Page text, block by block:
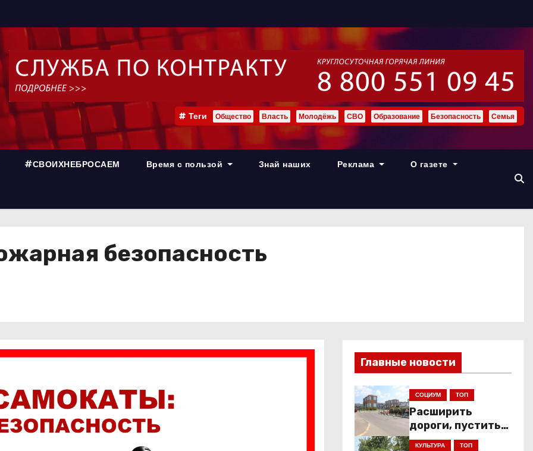
Теги Общество Власть Молодёжь СВО Образование Безопасность Семья
#СВОИХНЕБРОСАЕМ Время с пользой Знай наших Реклама О газете
безопасность
Главные новости
СОЦИУМ ТОП
Расширить
дороги, пустить
низкопольники
КУЛЬТУРА ТОП